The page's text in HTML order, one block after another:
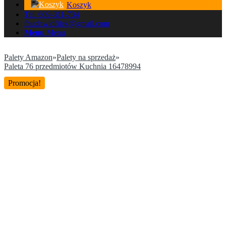
Koszyk
Tel. 609-311-734
fhudawidfilek@gmail.com
Menu Menu
Palety Amazon»Palety na sprzedaż»
Paleta 76 przedmiotów Kuchnia 16478994
Promocja!